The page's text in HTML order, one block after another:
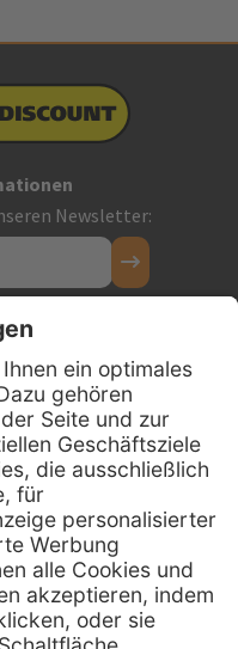
Newsletter:
GmbH
Straße 7
600 66 30
07 01 96
discount.de